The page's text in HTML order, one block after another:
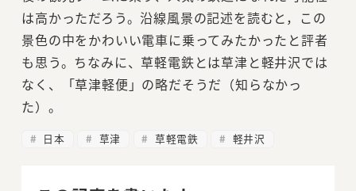
は高かっただろう。沿線風景の記述を読むと，この
景色の中をかわいい電車に乗ってみたかったと評者
も思う。ちなみに、草軽電鉄とは草津と軽井沢では
なく、「草津軽便」の略だそうだ（知らなかっ
た）。
日本 草津 草軽電鉄 軽井沢